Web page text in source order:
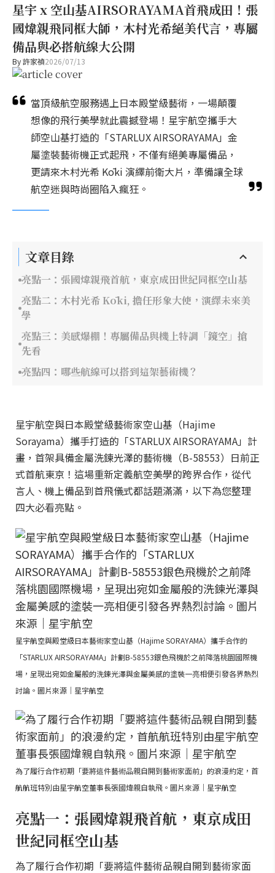
星宇 x 空山基AIRSORAYAMA首飛成田！張
國煒親飛同框大師，木村光希絕美代言，專屬
備品與必搭航線大公開
By許家禎2026/07/13
當頂級航空服務遇上日本殿堂級藝術，一場顛覆
想像的飛行美學就此震撼登場！星宇航空攜手大
師空山基打造的「STARLUX AIRSORAYAMA」金
屬塗裝藝術機正式起飛，不僅有絕美專屬備品，
更請來木村光希 Kōki 演繹前衛大片，準備讓全球
航空迷與時尚圈陷入瘋狂。
文章目錄
亮點一：張國煒親飛首航，東京成田世紀同框空山基
亮點二：木村光希 Kōki, 擔任形象大使，演繹未來美
學
亮點三：美感爆棚！專屬備品與機上特調「鏡空」搶
先看
亮點四：哪些航線可以搭到這架藝術機？
星宇航空與日本殿堂級藝術家空山基（Hajime
Sorayama）攜手打造的「STARLUX AIRSORAYAMA」計
畫，首架具備金屬洗鍊光澤的藝術機（B-58553）日前正
式首航東京！這場重新定義航空美學的跨界合作，從代
言人、機上備品到首飛儀式都話題滿滿，以下為您整理
四大必看亮點。
星宇航空與殿堂級日本藝術家空山基（Hajime SORAYAMA）攜手合作的
「STARLUX AIRSORAYAMA」計劃B-58553銀色飛機於之前降落桃園國際機
場，呈現出宛如金屬般的洗鍊光澤與金屬美感的塗裝一亮相便引發各界熱烈
討論。圖片來源｜星宇航空
為了履行合作初期「要將這件藝術品親自開到藝術家面前」的浪漫約定，首
航航班特別由星宇航空董事長張國煒親自執飛。圖片來源｜星宇航空
亮點一：張國煒親飛首航，東京成田
世紀同框空山基
為了履行合作初期「要將這件藝術品親自開到藝術家面